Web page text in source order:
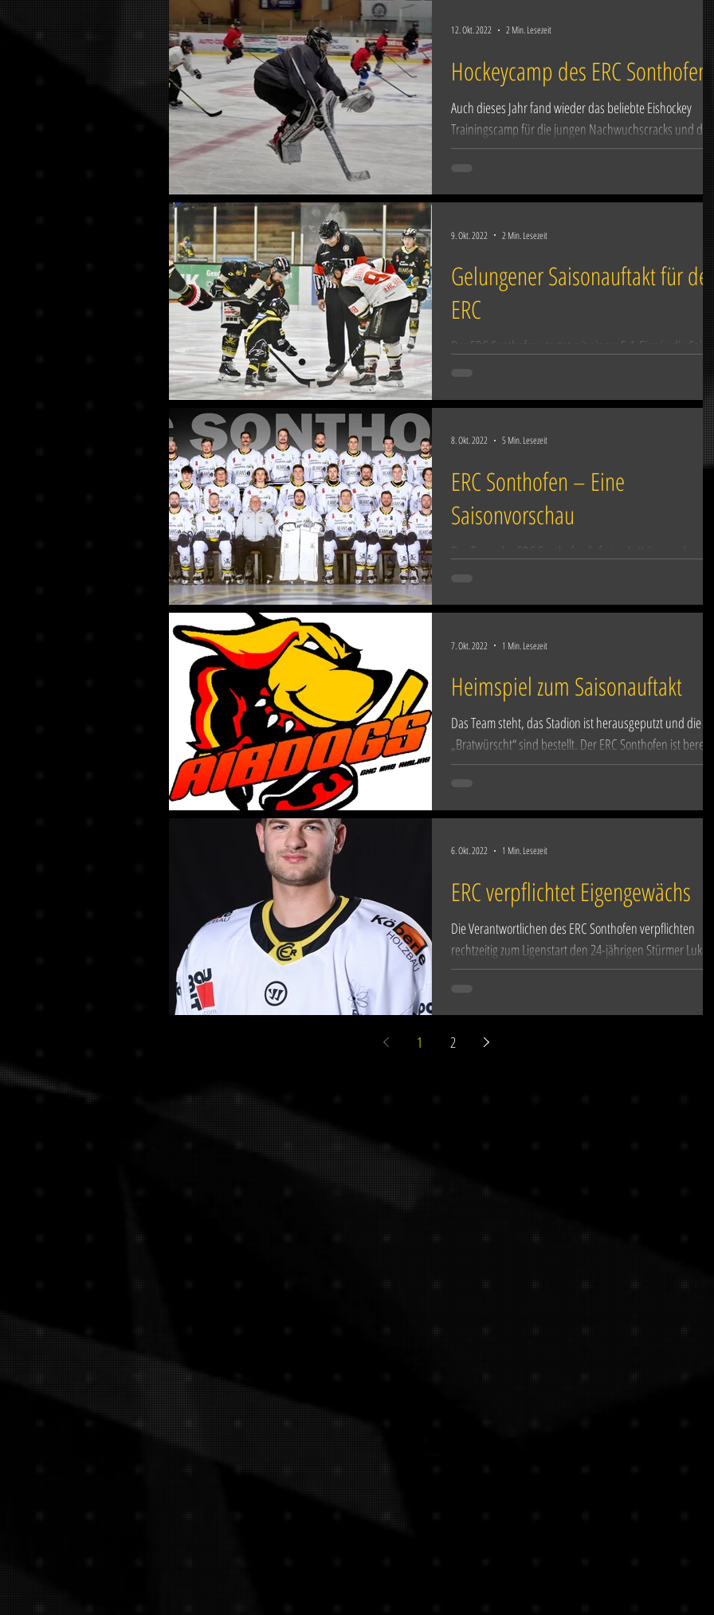
Hockeycamp des ERC Sonthofen
Auch dieses Jahr fand wieder das beliebte Eishockey
Trainingscamp für die jungen Nachwuchscracks und die
Damen des ERC Sonthofen in...
12. Okt. 2022 2 Min. Lesezeit
Gelungener Saisonauftakt für
ERC
Der ERC Sonthofen startet mit einem 5:1-Sieg in die
9. Okt. 2022 2 Min. Lesezeit
ERC Sonthofen – Eine
Saisonvorschau
Das Team des ERC Sonthofen lieferte als Krönung der
8. Okt. 2022 5 Min. Lesezeit
Heimspiel zum Saisonauftakt
Das Team steht, das Stadion ist herausgeputzt und die
„Bratwürscht“ sind bestellt. Der ERC Sonthofen ist bereit
für den Saisonstart....
7. Okt. 2022 1 Min. Lesezeit
ERC verpflichtet Eigengewächs
Die Verantwortlichen des ERC Sonthofen verpflichten
rechtzeitig zum Ligenstart den 24-jährigen Stürmer Lukas
Stadelmann, der aus dem...
6. Okt. 2022 1 Min. Lesezeit
1 2